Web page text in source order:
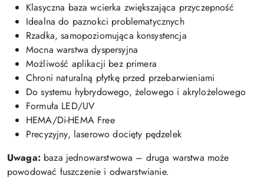
Klasyczna baza wcierka zwiększająca przyczepność
Idealna do paznokci problematycznych
Rzadka, samopoziomująca konsystencja
Mocna warstwa dyspersyjna
Możliwość aplikacji bez primera
Chroni naturalną płytkę przed przebarwieniami
Do systemu hybrydowego, żelowego i akrylożelowego
Formuła LED/UV
HEMA/Di-HEMA Free
Precyzyjny, laserowo docięty pędzelek
Uwaga: baza jednowarstwowa – druga warstwa może
powodować łuszczenie i odwarstwianie.